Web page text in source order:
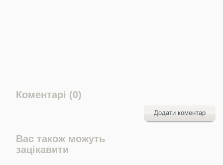
Коментарі (0)
Додати коментар
Вас також можуть
зацікавити